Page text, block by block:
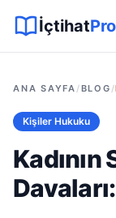
İçtihatPro
ANA SAYFA /BLOG /
Kişiler Hukuku